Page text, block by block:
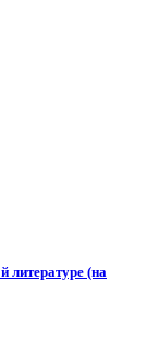
литературе (на